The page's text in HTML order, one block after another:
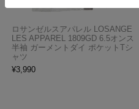
ロサンゼルスアパレル LOSANGE
LES APPAREL 1809GD 6.5オンス
半袖 ガーメントダイ ポケットTシ
ャツ
¥3,990